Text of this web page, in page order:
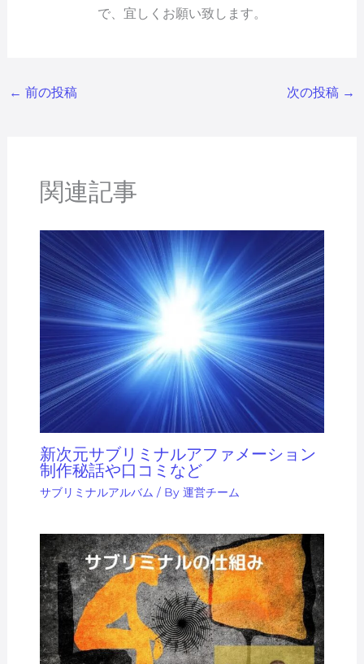
で、宜しくお願い致します。
← 前の投稿 次の投稿 →
関連記事
新次元サブリミナルアファメーション
制作秘話や口コミなど
サブリミナルアルバム / By 運営チーム